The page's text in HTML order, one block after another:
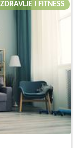
ZDRAVLJE I FITNESS